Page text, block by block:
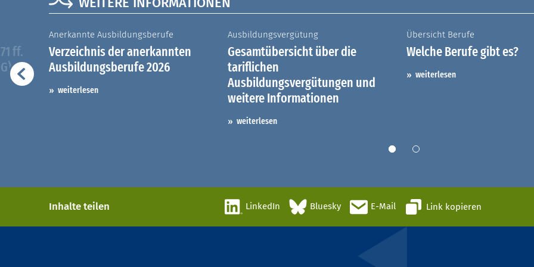
ff.
Anerkannte Ausbildungsberufe
Verzeichnis der anerkannten
Ausbildungsberufe 2026
weiterlesen
Ausbildungsvergütung
Gesamtübersicht über die
tariflichen
Ausbildungsvergütungen und
weitere Informationen
weiterlesen
Übersicht Berufe
Welche Berufe gibt es?
weiterlesen
Inhalte teilen LinkedIn Bluesky E-Mail Link kopieren